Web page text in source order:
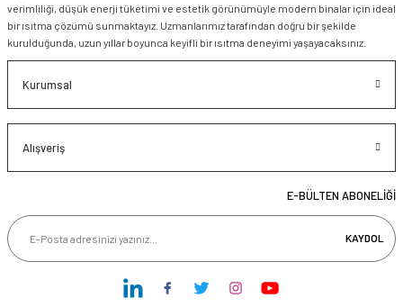
verimliliği, düşük enerji tüketimi ve estetik görünümüyle modern binalar için ideal
bir ısıtma çözümü sunmaktayız. Uzmanlarımız tarafından doğru bir şekilde
kurulduğunda, uzun yıllar boyunca keyifli bir ısıtma deneyimi yaşayacaksınız.
Kurumsal
Alışveriş
E-BÜLTEN ABONELİĞİ
KAYDOL